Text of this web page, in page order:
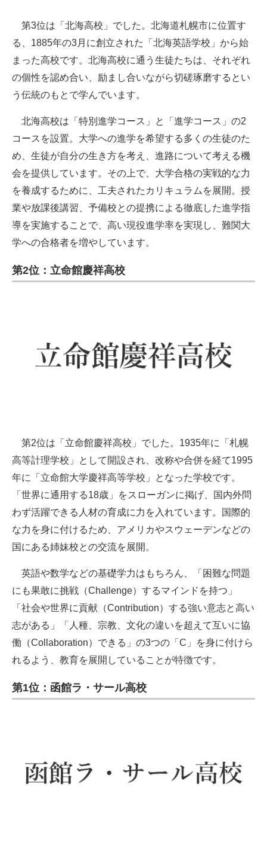
第3位は「北海高校」でした。北海道札幌市に位置す
る、1885年の3月に創立された「北海英語学校」から始
まった高校です。北海高校に通う生徒たちは、それぞれ
の個性を認め合い、励まし合いながら切磋琢磨するとい
う伝統のもとで学んでいます。
北海高校は「特別進学コース」と「進学コース」の2
コースを設置。大学への進学を希望する多くの生徒のた
め、生徒が自分の生き方を考え、進路について考える機
会を提供しています。その上で、大学合格の実戦的な力
を養成するために、工夫されたカリキュラムを展開。授
業や放課後講習、予備校との提携による徹底した進学指
導を実施することで、高い現役進学率を実現し、難関大
学への合格者を増やしています。
第2位：立命館慶祥高校
第2位は「立命館慶祥高校」でした。1935年に「札幌
高等計理学校」として開設され、改称や合併を経て1995
年に「立命館大学慶祥高等学校」となった学校です。
「世界に通用する18歳」をスローガンに掲げ、国内外問
わず活躍できる人材の育成に力を入れています。国際的
な力を身に付けるため、アメリカやスウェーデンなどの
国にある姉妹校との交流を展開。
英語や数学などの基礎学力はもちろん、「困難な問題
にも果敢に挑戦（Challenge）するマインドを持つ」
「社会や世界に貢献（Contribution）する強い意志と高い
志がある」「人種、宗教、文化の違いを超えて互いに協
働（Collaboration）できる」の3つの「C」を身に付けら
れるよう、教育を展開していることが特徴です。
第1位：函館ラ・サール高校